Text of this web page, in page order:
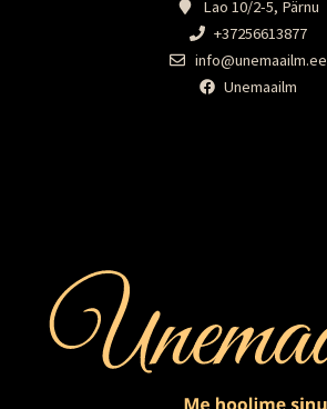
Lao 10/2-5, Pärnu
+37256613877
info@unemaailm.ee
Unemaailm